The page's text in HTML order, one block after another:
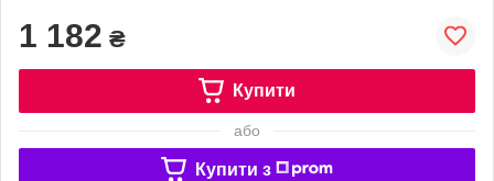
1 182 ₴
Купити
або
Купити з